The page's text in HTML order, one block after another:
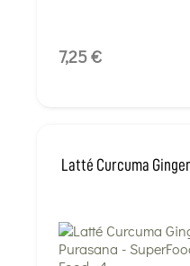
7,25 €
Latté Curcuma